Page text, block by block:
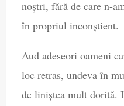
noștri, fără de care n-
în propriul inconștient.
Aud adeseori oameni
loc retras, undeva în
de liniștea mult dorită.